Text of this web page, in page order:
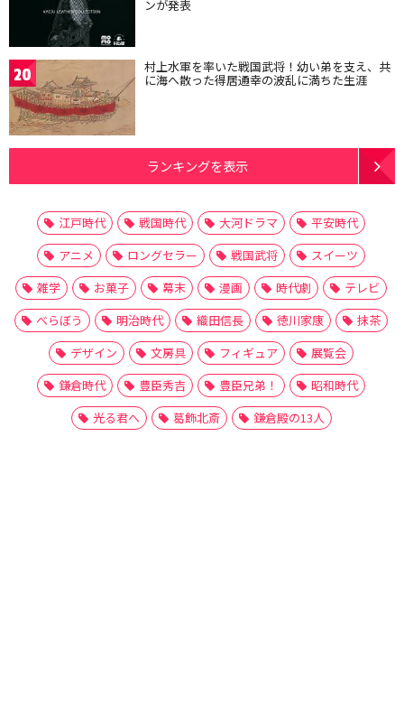
ンが発表
20 村上水軍を率いた戦国武将！幼い弟を支え、共
に海へ散った得居通幸の波乱に満ちた生涯
ランキングを表示
江戸時代 戦国時代 大河ドラマ
平安時代
アニメ
ロングセラー 戦国武将
スイーツ
雑学
お菓子 幕末 漫画 時代劇
テレビ
べらぼう
明治時代 織田信長 徳川家康
抹茶
デザイン
文房具 フィギュア
展覧会
鎌倉時代
豊臣秀吉 豊臣兄弟！
昭和時代
光る君へ
葛飾北斎 鎌倉殿の13人